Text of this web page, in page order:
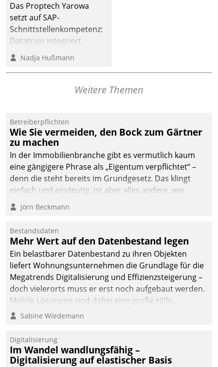
Das Proptech Yarowa
setzt auf SAP-
Schnittstellenkompetenz:
Datatrain integriert
Yarowas Portal zur
Vergabe und Verwaltung
von Aufträgen der
deutscher
Wohnungsunternehmen
– und beschleunigt damit
den Weg vom
Mieteranliegen zum
Dienstleisterauftrag.
Nadja Hußmann
Weitere Themen
Betreiberpflichten
Wie Sie vermeiden, den Bock zum Gärtner
zu machen
In der Immobilienbranche gibt es vermutlich kaum
eine gängigere Phrase als „Eigentum verpflichtet“ –
denn die steht bereits im Grundgesetz. Das klingt
einfach und eindeutig, ist aber alles andere, wie
Branchenbeschäftigte wissen. Denn mit der
Verantwortung folgen Verpflichtungen.
Jörn Beckmann
Bestandsdaten
Mehr Wert auf den Datenbestand legen
Ein belastbarer Datenbestand zu ihren Objekten
liefert Wohnungsunternehmen die Grundlage für die
Megatrends Digitalisierung und Effizienzsteigerung –
doch vielerorts muss er erst noch aufgebaut werden.
Mobile Lösungen sind dabei eine große Hilfe.
Sabine Wiedemann
Digitalisierung
Im Wandel wandlungsfähig –
Digitalisierung auf elastischer Basis